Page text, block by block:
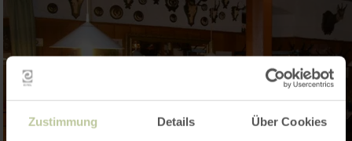
Zustimmung Details Über Cookies